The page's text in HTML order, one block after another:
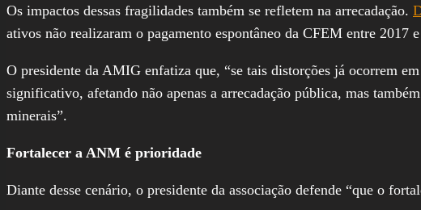
Os impactos dessas fragilidades também se refletem na arrecadação.
ativos não realizaram o pagamento espontâneo da CFEM entre 2017
O presidente da AMIG enfatiza que, “se tais distorções já ocorrem
significativo, afetando não apenas a arrecadação pública, mas
minerais”.
Fortalecer a ANM é prioridade
Diante desse cenário, o presidente da associação defende “que o